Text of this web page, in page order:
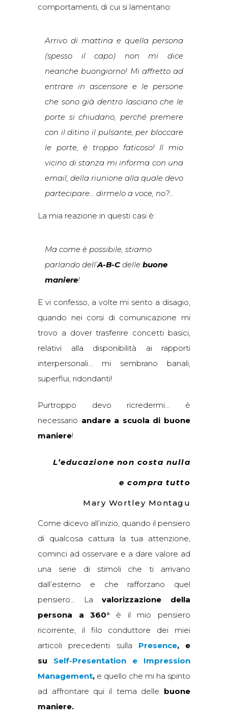
comportamenti, di cui si lamentano:
Arrivo di mattina e quella persona
(spesso il capo) non mi dice
neanche buongiorno! Mi affretto ad
entrare in ascensore e le persone
che sono già dentro lasciano che le
porte si chiudano, perché premere
con il ditino il pulsante, per bloccare
le porte, è troppo faticoso! Il mio
vicino di stanza mi informa con una
email, della riunione alla quale devo
partecipare… dirmelo a voce, no?…
La mia reazione in questi casi è:
Ma come è possibile, stiamo
parlando dell’A-B-Cdelle buone
maniere!
E vi confesso, a volte mi sento a disagio,
quando nei corsi di comunicazione mi
trovo a dover trasferire concetti basici,
relativi alla disponibilità ai rapporti
interpersonali… mi sembrano banali,
superflui, ridondanti!
Purtroppo devo ricredermi… è
necessario andare a scuola di buone
maniere!
L’educazione non costa nulla
e compra tutto
Mary Wortley Montagu
Come dicevo all’inizio, quando il pensiero
di qualcosa cattura la tua attenzione,
cominci ad osservare e a dare valore ad
una serie di stimoli che ti arrivano
dall’esterno e che rafforzano quel
pensiero… Lavalorizzazione della
persona a 360° è il mio pensiero
ricorrente, il filo conduttore dei miei
articoli precedenti sulla Presence, e
su Self-Presentation e Impression
Management, e quello che mi ha spinto
ad affrontare qui il tema delle buone
maniere.